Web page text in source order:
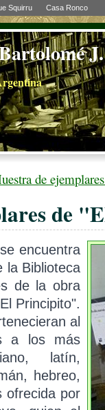
Squirru Casa Ronco
de
de
encuentra
la Biblioteca
de la obra
Principito".
al
a los más
latín,
hebreo,
ofrecida por